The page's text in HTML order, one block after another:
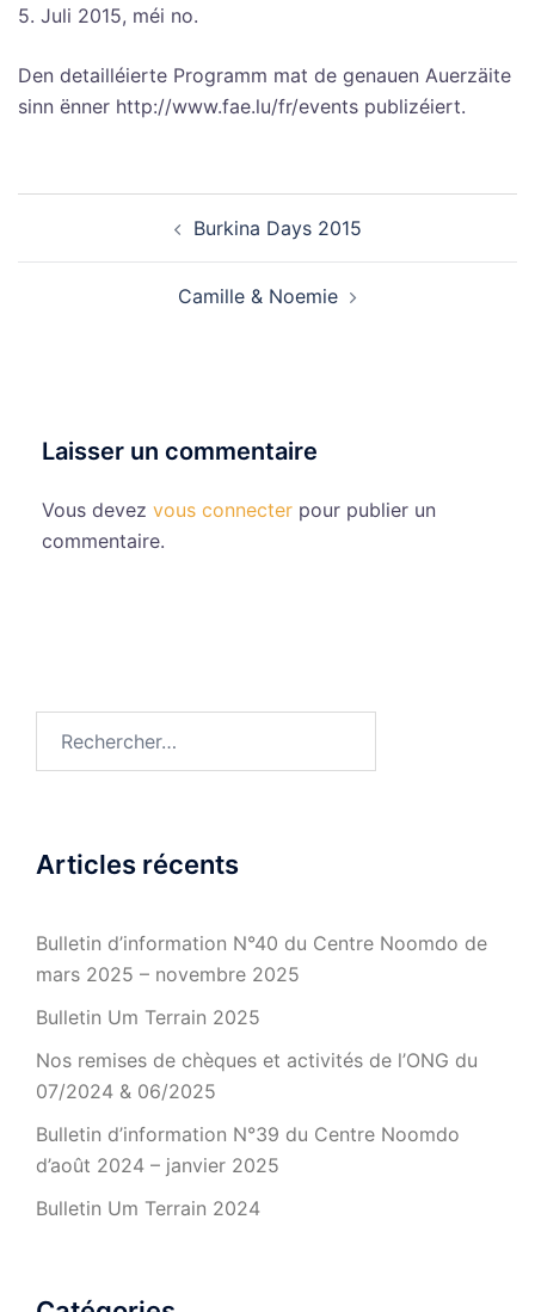
5. Juli 2015, méi no.
Den detailléierte Programm mat de genauen Auerzäite
sinn ënner http://www.fae.lu/fr/events publizéiert.
Burkina Days 2015
Camille & Noemie
Laisser un commentaire
Vous devez vous connecter pour publier un
commentaire.
Articles récents
Bulletin d’information N°40 du Centre Noomdo de
mars 2025 – novembre 2025
Bulletin Um Terrain 2025
Nos remises de chèques et activités de l’ONG du
07/2024 & 06/2025
Bulletin d’information N°39 du Centre Noomdo
d’août 2024 – janvier 2025
Bulletin Um Terrain 2024